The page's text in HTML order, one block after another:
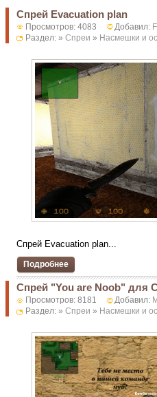
Спрей Evacuation plan
Просмотров: 4083 Добавил:
Раздел: » Спреи » Насмешки и
Спрей Evacuation plan...
Подробнее
Спрей "You are Noob" для
Просмотров: 8181 Добавил:
Раздел: » Спреи » Насмешки и